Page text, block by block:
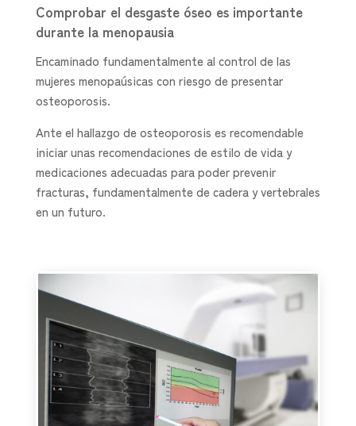
Comprobar el desgaste óseo es importante
durante la menopausia
Encaminado fundamentalmente al control de las
mujeres menopaúsicas con riesgo de presentar
osteoporosis.
Ante el hallazgo de osteoporosis es recomendable
iniciar unas recomendaciones de estilo de vida y
medicaciones adecuadas para poder prevenir
fracturas, fundamentalmente de cadera y vertebrales
en un futuro.